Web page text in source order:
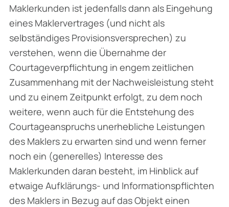
Maklerkunden ist jedenfalls dann als Eingehung
eines Maklervertrages (und nicht als
selbständiges Provisionsversprechen) zu
verstehen, wenn die Übernahme der
Courtageverpflichtung in engem zeitlichen
Zusammenhang mit der Nachweisleistung steht
und zu einem Zeitpunkt erfolgt, zu dem noch
weitere, wenn auch für die Entstehung des
Courtageanspruchs unerhebliche Leistungen
des Maklers zu erwarten sind und wenn ferner
noch ein (generelles) Interesse des
Maklerkunden daran besteht, im Hinblick auf
etwaige Aufklärungs- und Informationspflichten
des Maklers in Bezug auf das Objekt einen